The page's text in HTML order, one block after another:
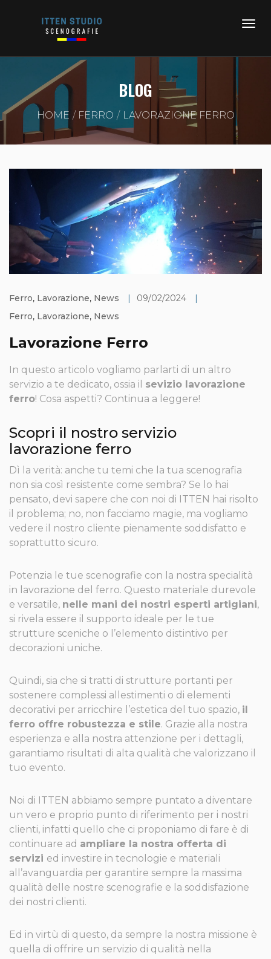
BLOG
HOME FERRO LAVORAZIONE FERRO
Ferro, Lavorazione, News 09/02/2024
Ferro, Lavorazione, News
Lavorazione Ferro
In questo articolo vogliamo parlarti di un altro
servizio a te dedicato, ossia il sevizio lavorazione
ferro! Cosa aspetti? Continua a leggere!
Scopri il nostro servizio
lavorazione ferro
Dì la verità: anche tu temi che la tua scenografia
non sia così resistente come sembra? Se lo hai
pensato, devi sapere che con noi di ITTEN hai risolto
il problema; no, non facciamo magie, ma vogliamo
vedere il nostro cliente pienamente soddisfatto e
soprattutto sicuro.
Potenzia le tue scenografie con la nostra specialità
in lavorazione del ferro. Questo materiale durevole
e versatile, nelle mani dei nostri esperti artigiani,
si rivela essere il supporto ideale per le tue
strutture sceniche o l’elemento distintivo per
decorazioni uniche.
Quindi, sia che si tratti di strutture portanti per
sostenere complessi allestimenti o di elementi
decorativi per arricchire l’estetica del tuo spazio, il
ferro offre robustezza e stile. Grazie alla nostra
esperienza e alla nostra attenzione per i dettagli,
garantiamo risultati di alta qualità che valorizzano il
tuo evento.
Noi di ITTEN abbiamo sempre puntato a diventare
un vero e proprio punto di riferimento per i nostri
clienti, infatti quello che ci proponiamo di fare è di
continuare ad ampliare la nostra offerta di
servizi ed investire in tecnologie e materiali
all’avanguardia per garantire sempre la massima
qualità delle nostre scenografie e la soddisfazione
dei nostri clienti.
Ed in virtù di questo, da sempre la nostra missione è
quella di offrire un servizio di qualità nella